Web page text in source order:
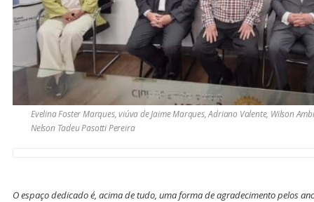
Evelina Foster Marques, viúva de Jaime Marques, Adriano Valente, Wilson
Nelson Tadeu Pasotti Pereira
O espaço dedicado é, acima de tudo, uma forma de agradecimento pelos